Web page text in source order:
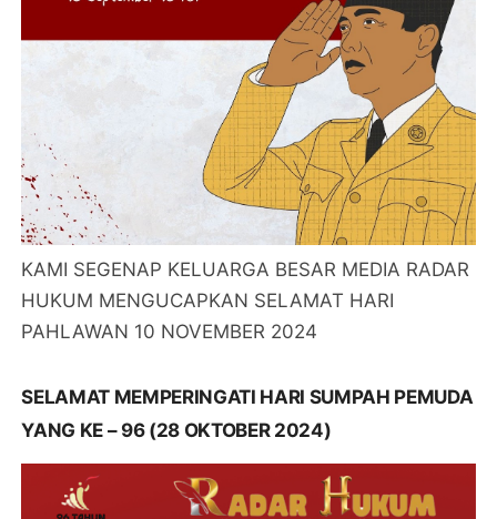
KAMI SEGENAP KELUARGA BESAR MEDIA RADAR
HUKUM MENGUCAPKAN SELAMAT HARI
PAHLAWAN 10 NOVEMBER 2024
SELAMAT MEMPERINGATI HARI SUMPAH PEMUDA
YANG KE – 96 (28 OKTOBER 2024)